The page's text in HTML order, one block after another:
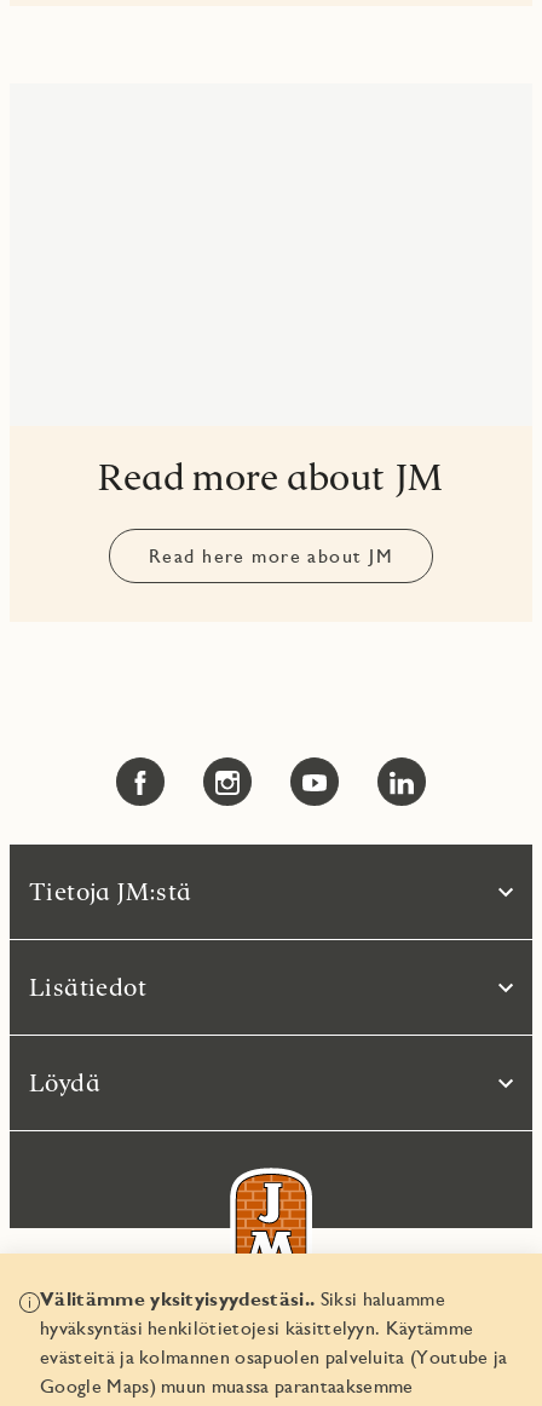
Read more about JM
Read here more about JM
Välitämme yksityisyydestäsi.. Siksi haluamme
hyväksyntäsi henkilötietojesi käsittelyyn. Käytämme
evästeitä ja kolmannen osapuolen palveluita (Youtube ja
Google Maps) muun muassa parantaaksemme
Tietoja JM:stä
Lisätiedot
Löydä
© JM Suomi OY 2026
Yritystunnus 1974161-8